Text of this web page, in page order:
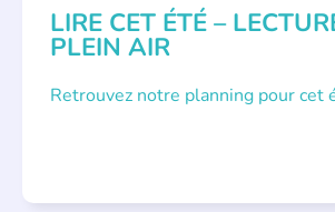
LIRE CET ÉTÉ –
PLEIN AIR
Retrouvez notre planning pour cet